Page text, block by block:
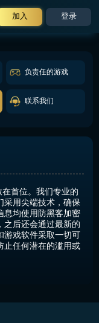
加入 登录
负责任的游戏
联系我们
首位。我们专业的
采用尖端技术，确保
息均使用防黑客加密
之后还会通过最新的
戏软件采取一切可
止任何潜在的滥用或